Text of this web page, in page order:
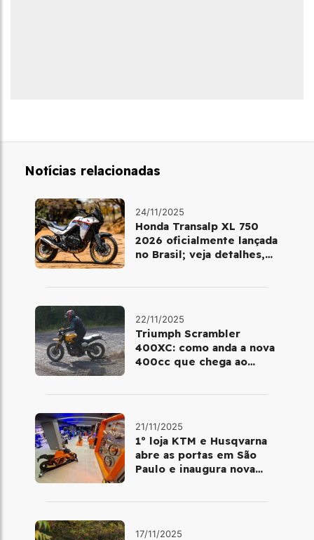
Notícias relacionadas
24/11/2025
Honda Transalp XL 750
2026 oficialmente lançada
no Brasil; veja detalhes,
22/11/2025
Triumph Scrambler
400XC: como anda a nova
400cc que chega ao
21/11/2025
1º loja KTM e Husqvarna
abre as portas em São
Paulo e inaugura nova
17/11/2025